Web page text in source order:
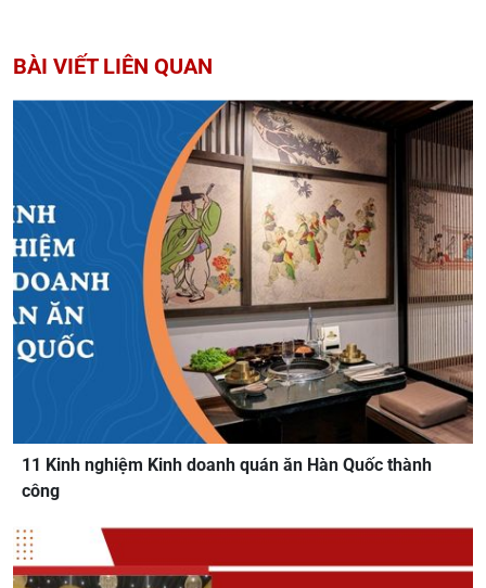
BÀI VIẾT LIÊN QUAN
11 Kinh nghiệm Kinh doanh quán ăn Hàn Quốc thành
công